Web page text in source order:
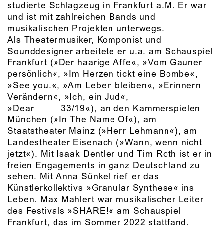
studierte Schlagzeug in Frankfurt a.M. Er war
und ist mit zahlreichen Bands und
musikalischen Projekten unterwegs.
Als Theatermusiker, Komponist und
Sounddesigner arbeitete er u.a. am Schauspiel
Frankfurt (»Der haarige Affe«, »Vom Gauner
persönlich«, »Im Herzen tickt eine Bombe«,
»See you.«, »Am Leben bleiben«, »Erinnern
Verändern«, »Ich, ein Jud«,
»Dear_____33/19«), an den Kammerspielen
München (»In The Name Of«), am
Staatstheater Mainz (»Herr Lehmann«), am
Landestheater Eisenach (»Wann, wenn nicht
jetzt«). Mit Isaak Dentler und Tim Roth ist er in
freien Engagements in ganz Deutschland zu
sehen. Mit Anna Sünkel rief er das
Künstlerkollektivs »Granular Synthese« ins
Leben. Max Mahlert war musikalischer Leiter
des Festivals »SHARE!« am Schauspiel
Frankfurt, das im Sommer 2022 stattfand.